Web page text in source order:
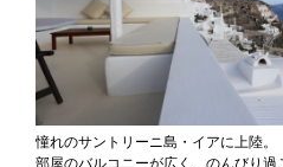
憧れのサントリーニ島・イアに上陸。
部屋のバルコニーが広く、のんびり過